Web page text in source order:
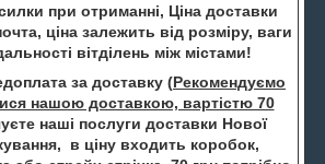
при отриманні, Ціна доставки
ціна залежить від розміру, ваги
вітділень між містами!
за доставку (Рекомендуємо
нашою доставкою, вартістю 70
наші послуги доставки Нової
в ціну входить коробок,